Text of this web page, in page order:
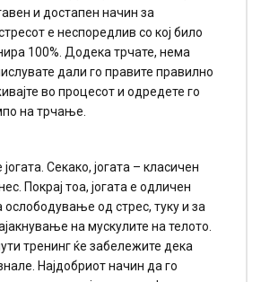
и достапен начин за
е неспоредлив со кој било
100%. Додека трчате, нема
дали го правите правилно
во процесот и одредете го
на трчање.
Секако, јогата – класичен
Покрај тоа, јогата е одличен
ослободување од стрес, туку и за
на мускулите на телото.
тренинг ќе забележите дека
Најдобриот начин да го